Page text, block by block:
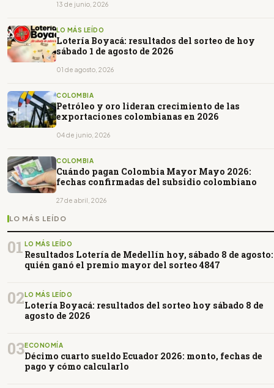
13 de junio, 2026
LO MÁS LEÍDO
Lotería Boyacá: resultados del sorteo de hoy
sábado 1 de agosto de 2026
01 de agosto, 2026
COLOMBIA
Petróleo y oro lideran crecimiento de las
exportaciones colombianas en 2026
04 de junio, 2026
COLOMBIA
Cuándo pagan Colombia Mayor Mayo 2026:
fechas confirmadas del subsidio colombiano
27 de abril, 2026
LO MÁS LEÍDO
01 LO MÁS LEÍDO
Resultados Lotería de Medellín hoy, sábado 8 de agosto:
quién ganó el premio mayor del sorteo 4847
02LO MÁS LEÍDO
Lotería Boyacá: resultados del sorteo hoy sábado 8 de
agosto de 2026
03ECONOMÍA
Décimo cuarto sueldo Ecuador 2026: monto, fechas de
pago y cómo calcularlo